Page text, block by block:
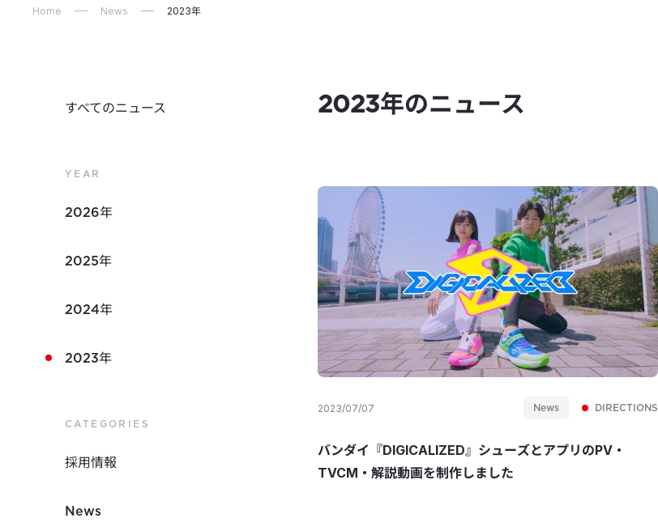
Home News 2023年
2023年のニュース
2023/07/07 News DIRECTIONS
バンダイ『DIGICALIZED』シューズとアプリのPV・
TVCM・解説動画を制作しました
すべてのニュース
YEAR
2026年
2025年
2024年
2023年
CATEGORIES
採用情報
News